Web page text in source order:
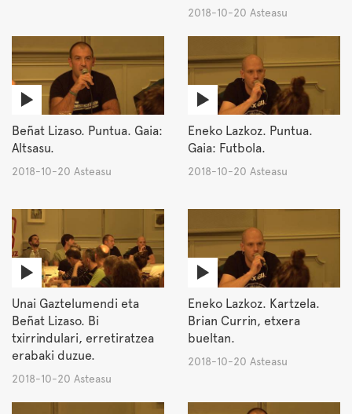
2018-10-20 Asteasu
Beñat Lizaso. Puntua. Gaia:
Altsasu.
2018-10-20 Asteasu
Eneko Lazkoz. Puntua.
Gaia: Futbola.
2018-10-20 Asteasu
Unai Gaztelumendi eta
Beñat Lizaso. Bi
txirrindulari, erretiratzea
erabaki duzue.
2018-10-20 Asteasu
Eneko Lazkoz. Kartzela.
Brian Currin, etxera
bueltan.
2018-10-20 Asteasu